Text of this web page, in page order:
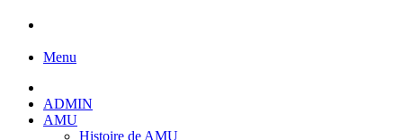
Menu
ADMIN
AMU
Histoire de AMU